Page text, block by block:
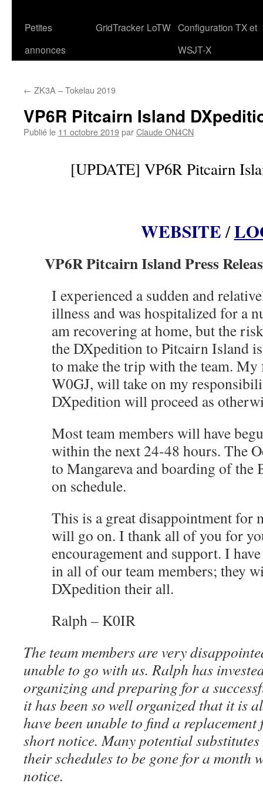
Petites
annonces
GridTracker LoTW Configuration TX et
WSJT-X
← ZK3A – Tokelau 2019
VP6R Pitcairn Island
Publié le 11 octobre 2019parClaude ON4CN
[UPDATE] VP6R Pitcairn
WEBSITE/
VP6R Pitcairn Island Press
I experienced a sudden and
illness and was hospitalized for a
am recovering at home, but the
the DXpedition to Pitcairn Island
to make the trip with the team.
W0GJ, will take on my
DXpedition will proceed as
Most team members will have
within the next 24-48 hours. The
to Mangareva and boarding of the
on schedule.
This is a great disappointment for
will go on. I thank all of you for
encouragement and support. I
in all of our team members; they
DXpedition their all.
Ralph – K0IR
The team members are very
unable to go with us. Ralph has
organizing and preparing for a
it has been so well organized that it is
have been unable to find a
short notice. Many potential
their schedules to be gone for a month
notice.